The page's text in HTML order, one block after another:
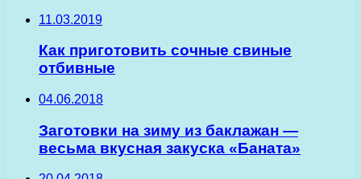
11.03.2019
Как приготовить сочные свиные
отбивные
04.06.2018
Заготовки на зиму из баклажан —
весьма вкусная закуска «Баната»